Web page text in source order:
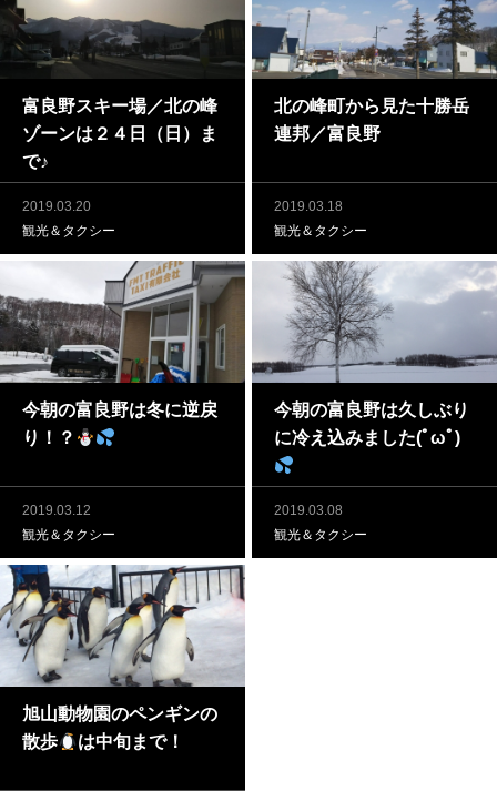
富良野スキー場／北の峰
ゾーンは２４日（日）ま
で♪
2019.03.20
観光＆タクシー
北の峰町から見た十勝岳
連邦／富良野
2019.03.18
観光＆タクシー
今朝の富良野は冬に逆戻
り！？
2019.03.12
観光＆タクシー
今朝の富良野は久しぶり
に冷え込みました(ﾟωﾟ)
2019.03.08
観光＆タクシー
旭山動物園のペンギンの
散歩
は中旬まで！